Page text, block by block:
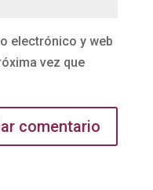
electrónico y web
vez que